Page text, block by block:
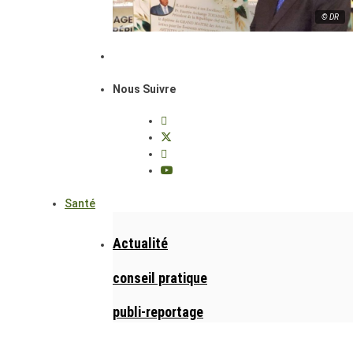
© DR
Nous Suivre
Santé
Actualité
conseil pratique
publi-reportage